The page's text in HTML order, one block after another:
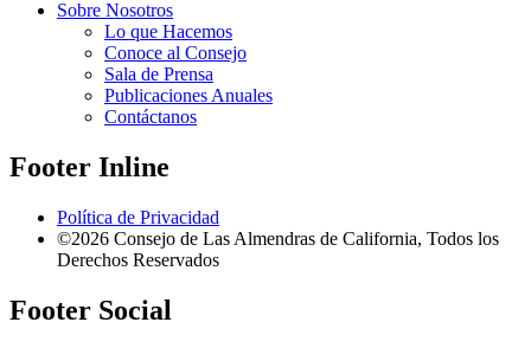
Sobre Nosotros
Lo que Hacemos
Conoce al Consejo
Sala de Prensa
Publicaciones Anuales
Contáctanos
Footer Inline
Política de Privacidad
©2026 Consejo de Las Almendras de California, Todos los
Derechos Reservados
Footer Social